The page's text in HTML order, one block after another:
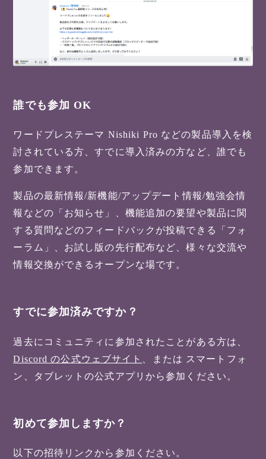
誰でも参加 OK
ワードプレステーマ Nishiki Pro などの製品導入を検
討されている方、すでに導入済みの方など、誰でも
参加できます。
製品の最新情報/新機能/アップデート情報/勉強会情
報などの「お知らせ」、機能追加の要望や製品に関
する質問などのフィードバックが投稿できる「フォ
ーラム」、お試し版の先行配布など、様々な交流や
情報交換ができるオープンな場です。
すでに参加済みですか？
過去にコミュニティに参加されたことがある方は、
Discord の公式ウェブサイト
、または スマートフォ
ン、タブレットの公式アプリから参加ください。
初めて参加しますか？
以下の招待リンクから参加ください。